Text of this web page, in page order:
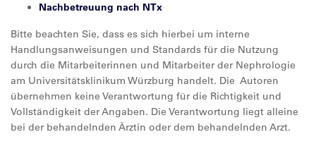
Nachbetreuung nach NTx
Bitte beachten Sie, dass es sich hierbei um interne
Handlungsanweisungen und Standards für die Nutzung
durch die Mitarbeiterinnen und Mitarbeiter der Nephrologie
am Universitätsklinikum Würzburg handelt. Die Autoren
übernehmen keine Verantwortung für die Richtigkeit und
Vollständigkeit der Angaben. Die Verantwortung liegt alleine
bei der behandelnden Ärztin oder dem behandelnden Arzt.